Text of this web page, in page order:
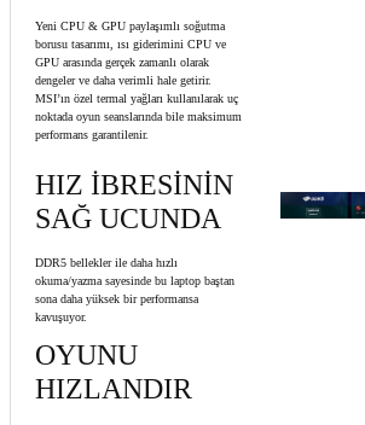
Yeni CPU & GPU paylaşımlı soğutma
borusu tasarımı, ısı giderimini CPU ve
GPU arasında gerçek zamanlı olarak
dengeler ve daha verimli hale getirir.
MSI’ın özel termal yağları kullanılarak uç
noktada oyun seanslarında bile maksimum
performans garantilenir.
HIZ İBRESİNİN
SAĞ UCUNDA
DDR5 bellekler ile daha hızlı
okuma/yazma sayesinde bu laptop baştan
sona daha yüksek bir performansa
kavuşuyor.
OYUNU
HIZLANDIR